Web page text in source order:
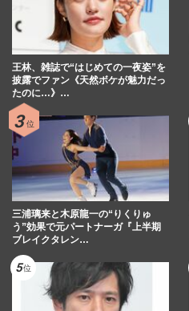
王林、雑誌で“はじめての一夜姿”を
披露でファン《天然ボケが魅力だっ
たのに…》…
三浦璃来と木原龍一の“りくりゅ
う”効果で元パートナーガ『上半期
ブレイクタレン…